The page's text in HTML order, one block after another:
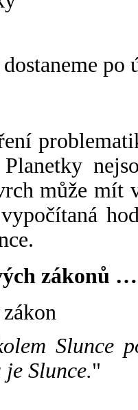
po
může mít
zákonů …
Slunce
Slunce."